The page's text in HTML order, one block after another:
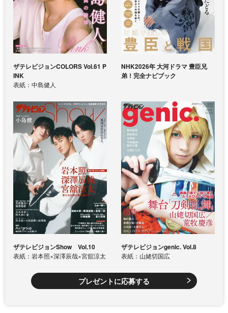
ザテレビジョンCOLORS Vol.61 P
INK
表紙：中島健人
NHK2026年 大河ドラマ 豊臣兄
弟！完全ナビブック
ザテレビジョンShow Vol.10
表紙：岩本照×深澤辰哉×宮舘涼太
ザテレビジョンgenic. Vol.8
表紙：山姥切国広
プレゼントに応募する